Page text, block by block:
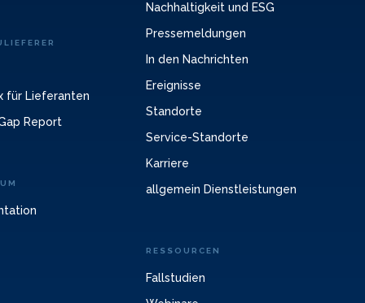
für Lieferanten
Report
Nachhaltigkeit und ESG
Pressemeldungen
In den Nachrichten
Ereignisse
Standorte
Service-Standorte
Karriere
allgemein Dienstleistungen
RESSOURCEN
Fallstudien